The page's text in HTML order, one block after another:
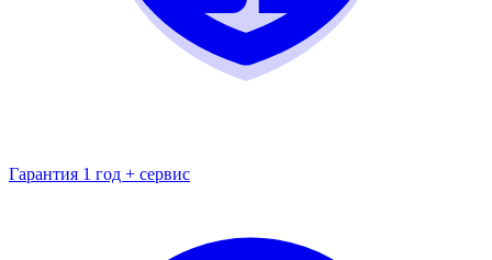
Гарантия 1 год + сервис